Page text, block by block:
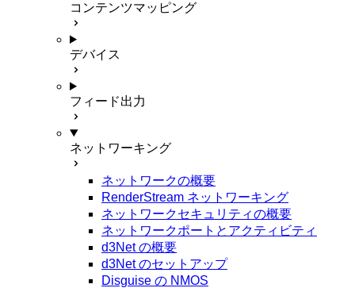
コンテンツマッピング
デバイス
フィード出力
ネットワーキング
ネットワークの概要
RenderStream ネットワーキング
ネットワークセキュリティの概要
ネットワークポートとアクティビティ
d3Net の概要
d3Net のセットアップ
Disguise の NMOS